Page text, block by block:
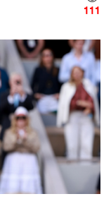
111